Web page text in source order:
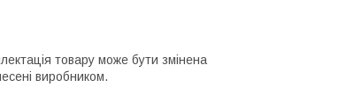
товару може бути змінена
виробником.